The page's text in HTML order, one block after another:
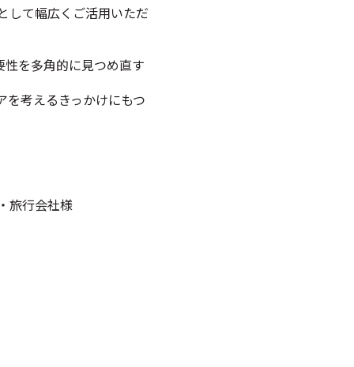
して幅広くご活用いただ
性を多角的に見つめ直す
考えるきっかけにもつ
旅行会社様​